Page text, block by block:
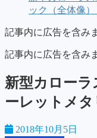
ック（全体像
記事内に広告を含み
記事内に広告を含み
新型カローラ
ーレットメタ
2018年10月5日